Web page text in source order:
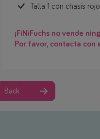
Talla 1 con chasis
¡FiNiFuchs no vende
Por favor, contacta
Back